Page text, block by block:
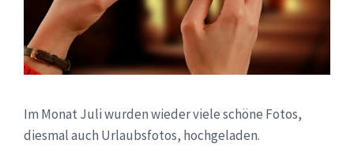
Im Monat Juli wurden wieder viele schöne Fotos,
diesmal auch Urlaubsfotos, hochgeladen.